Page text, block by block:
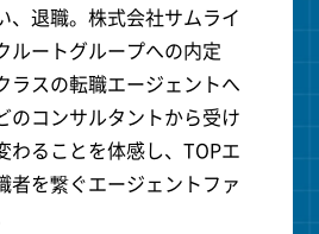
、退職。株式会社サムライ
ルートグループへの内定
ラスの転職エージェントへ
のコンサルタントから受け
わることを体感し、TOPエ
者を繋ぐエージェントファ